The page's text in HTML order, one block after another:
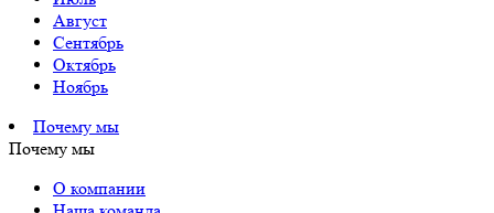
Август
Сентябрь
Октябрь
Ноябрь
Почему мы
Почему мы
О компании